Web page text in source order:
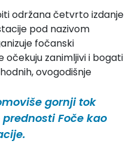
održana četvrto izdanje
pod nazivom
fočanski
očekuju zanimljivi i bogati
ovogodišnje
gornji tok
Foče kao